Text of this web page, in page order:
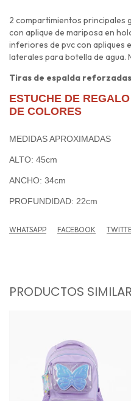
2 compartimientos principales
con aplique de mariposa en
inferiores de pvc con apliques
laterales para botella de agua.
Tiras de espalda
ESTUCHE DE
DE COLORES
MEDIDAS APROXIMADAS
ALTO: 45cm
ANCHO: 34cm
PROFUNDIDAD: 22cm
WHATSAPP FACEBOOK
PRODUCTOS